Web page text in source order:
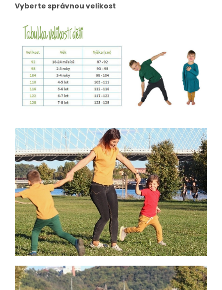
Vyberte správnou velikost